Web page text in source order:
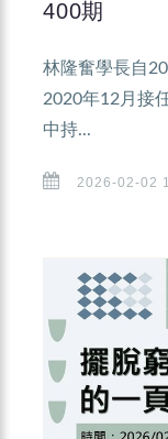
400期
林隆奮學長自
2020年12月接
中持...
2026-02-02